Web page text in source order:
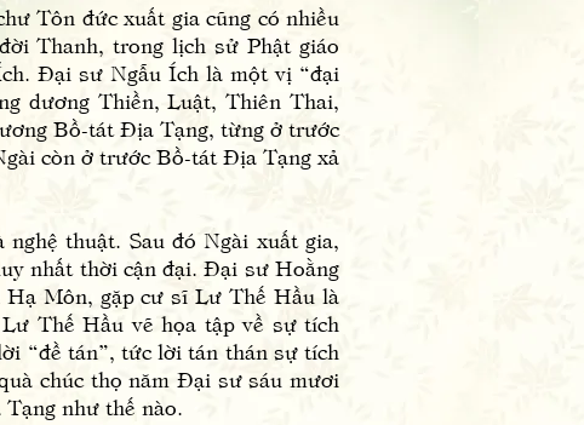
Tôn đức xuất gia cũng có nhiều
Thanh, trong lịch sử Phật giáo
Đại sư Ngẫu Ích là một vị “đại
dương Thiền, Luật, Thiên Thai,
Bồ-tát Địa Tạng, từng ở trước
còn ở trước Bồ-tát Địa Tạng xả
thuật. Sau đó Ngài xuất gia,
nhất thời cận đại. Đại sư Hoằng
Môn, gặp cư sĩ Lư Thế Hầu là
Thế Hầu vẽ họa tập về sự tích
“đề tán”, tức lời tán thán sự tích
chúc thọ năm Đại sư sáu mươi
như thế nào.